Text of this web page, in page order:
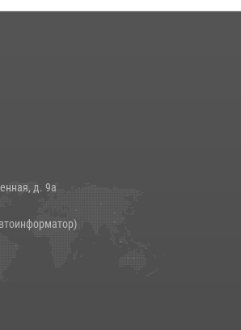
помощи (видео)
научная конференция по обобщению
д. 9а